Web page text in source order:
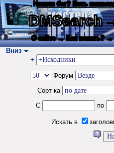
Нашли баг? Есть
DMSearch
О сайте → Как искать? →
Вниз
+
Форум
Сорт-ка
С
по
Искать в